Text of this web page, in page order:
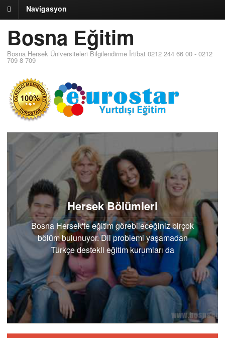
Navigasyon
Bosna Eğitim
Bosna Hersek Üniversiteleri Bilgilendirme İrtibat 0212 244 66 00 - 0212
709 8 709
Hersek Bölümleri
Bosna Hersek'te eğitim görebileceğiniz birçok
bölüm bulunuyor. Dil problemi yaşamadan
Türkçe destekli eğitim kurumları da
bulunmaktadır.